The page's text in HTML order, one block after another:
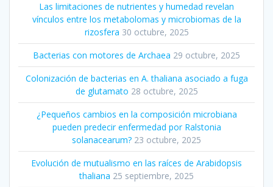
Las limitaciones de nutrientes y humedad revelan
vínculos entre los metabolomas y microbiomas de la
rizosfera 30 octubre, 2025
Bacterias con motores de Archaea 29 octubre, 2025
Colonización de bacterias en A. thaliana asociado a fuga
de glutamato 28 octubre, 2025
¿Pequeños cambios en la composición microbiana
pueden predecir enfermedad por Ralstonia
solanacearum? 23 octubre, 2025
Evolución de mutualismo en las raíces de Arabidopsis
thaliana 25 septiembre, 2025